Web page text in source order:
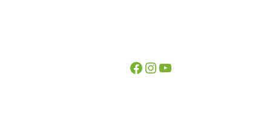
Facebook InstagramYouTube